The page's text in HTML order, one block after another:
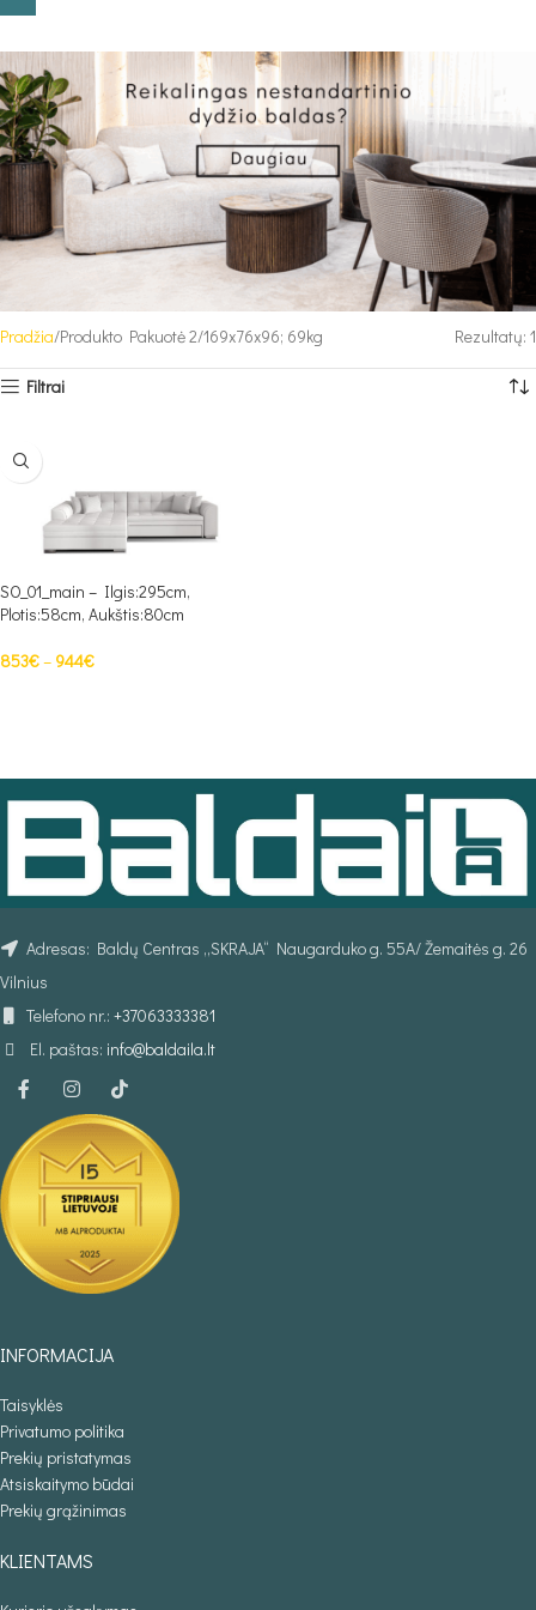
Pradžia Produkto Pakuotė 2 169x76x96; 69kg Rezultatų: 1
Filtrai
SO_01_main – Ilgis:295cm,
Plotis:58cm, Aukštis:80cm
853€– 944€
Adresas: Baldų Centras „SKRAJA“ Naugarduko g. 55A/ Žemaitės g. 26
Vilnius
Telefono nr.: +37063333381
El. paštas: info@baldaila.lt
INFORMACIJA
Taisyklės
Privatumo politika
Prekių pristatymas
Atsiskaitymo būdai
Prekių grąžinimas
KLIENTAMS